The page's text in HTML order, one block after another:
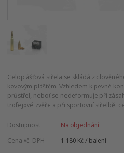
Celoplášťová střela se skládá z
kovovým pláštěm. Vzhledem k pevné
průstřel, neboť se nedeformuje při
trofejové zvěře a při sportovní střelbě.
Dostupnost
Na objednání
Cena vč. DPH
1 180 Kč / balení